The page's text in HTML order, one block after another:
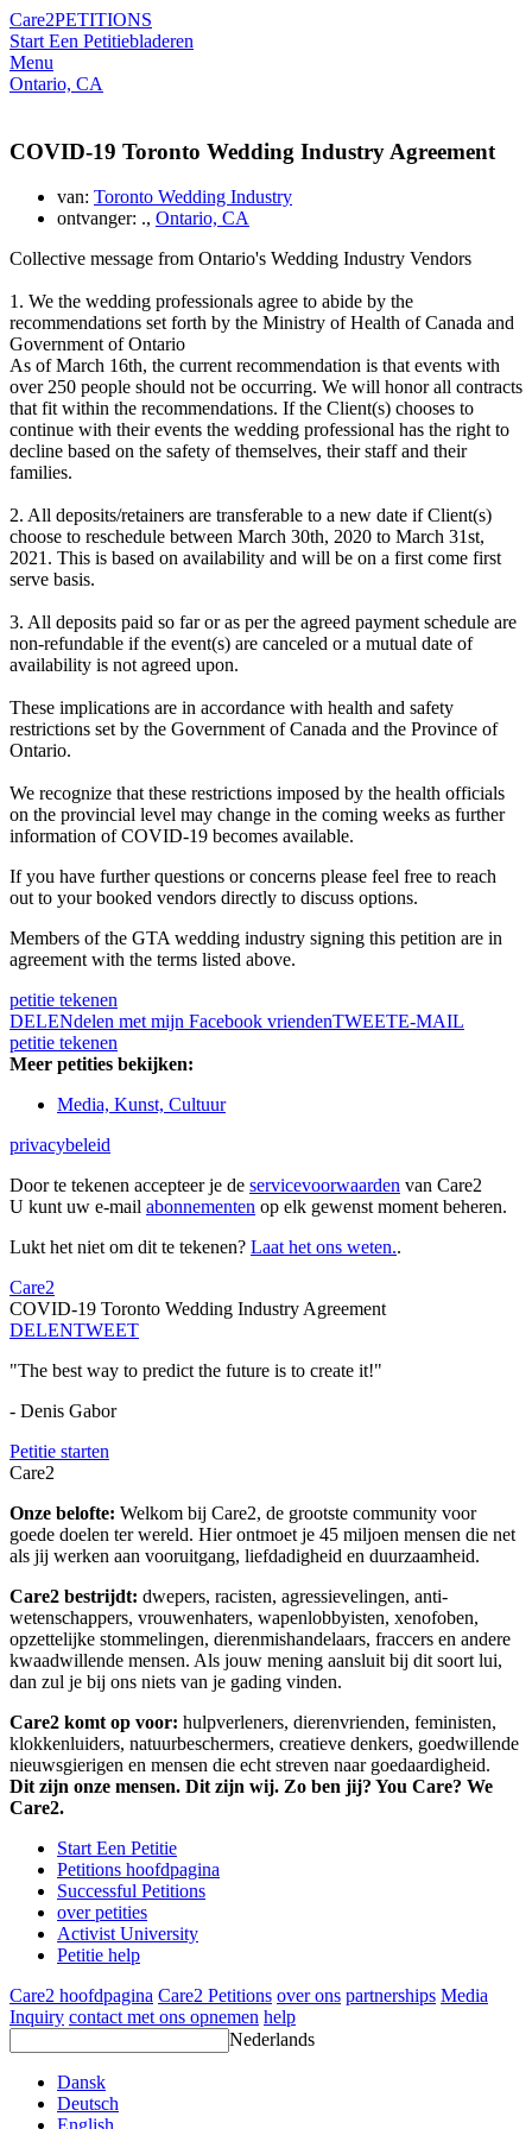
Care2PETITIONS
Start Een Petitiebladeren
Menu
Ontario, CA
COVID-19 Toronto Wedding Industry Agreement
van: Toronto Wedding Industry
ontvanger: ., Ontario, CA
Collective message from Ontario's Wedding Industry Vendors
1. We the wedding professionals agree to abide by the
recommendations set forth by the Ministry of Health of Canada and
Government of Ontario
As of March 16th, the current recommendation is that events with
over 250 people should not be occurring. We will honor all contracts
that fit within the recommendations. If the Client(s) chooses to
continue with their events the wedding professional has the right to
decline based on the safety of themselves, their staff and their
families.
2. All deposits/retainers are transferable to a new date if Client(s)
choose to reschedule between March 30th, 2020 to March 31st,
2021. This is based on availability and will be on a first come first
serve basis.
3. All deposits paid so far or as per the agreed payment schedule are
non-refundable if the event(s) are canceled or a mutual date of
availability is not agreed upon.
These implications are in accordance with health and safety
restrictions set by the Government of Canada and the Province of
Ontario.
We recognize that these restrictions imposed by the health officials
on the provincial level may change in the coming weeks as further
information of COVID-19 becomes available.
If you have further questions or concerns please feel free to reach
out to your booked vendors directly to discuss options.
Members of the GTA wedding industry signing this petition are in
agreement with the terms listed above.
petitie tekenen
DELENdelen met mijn Facebook vriendenTWEETE-MAIL
petitie tekenen
Meer petities bekijken:
Media, Kunst, Cultuur
privacybeleid
Door te tekenen accepteer je de servicevoorwaarden van Care2
U kunt uw e-mail abonnementen op elk gewenst moment beheren.
Lukt het niet om dit te tekenen? Laat het ons weten..
Care2
COVID-19 Toronto Wedding Industry Agreement
DELENTWEET
"The best way to predict the future is to create it!"
- Denis Gabor
Petitie starten
Care2
Onze belofte: Welkom bij Care2, de grootste community voor
goede doelen ter wereld. Hier ontmoet je 45 miljoen mensen die net
als jij werken aan vooruitgang, liefdadigheid en duurzaamheid.
Care2 bestrijdt: dwepers, racisten, agressievelingen, anti-
wetenschappers, vrouwenhaters, wapenlobbyisten, xenofoben,
opzettelijke stommelingen, dierenmishandelaars, fraccers en andere
kwaadwillende mensen. Als jouw mening aansluit bij dit soort lui,
dan zul je bij ons niets van je gading vinden.
Care2 komt op voor: hulpverleners, dierenvrienden, feministen,
klokkenluiders, natuurbeschermers, creatieve denkers, goedwillende
nieuwsgierigen en mensen die echt streven naar goedaardigheid.
Dit zijn onze mensen. Dit zijn wij. Zo ben jij? You Care? We
Care2.
Start Een Petitie
Petitions hoofdpagina
Successful Petitions
over petities
Activist University
Petitie help
Care2 hoofdpagina Care2 Petitions over ons partnerships Media
Inquiry contact met ons opnemen help
Nederlands
Dansk
Deutsch